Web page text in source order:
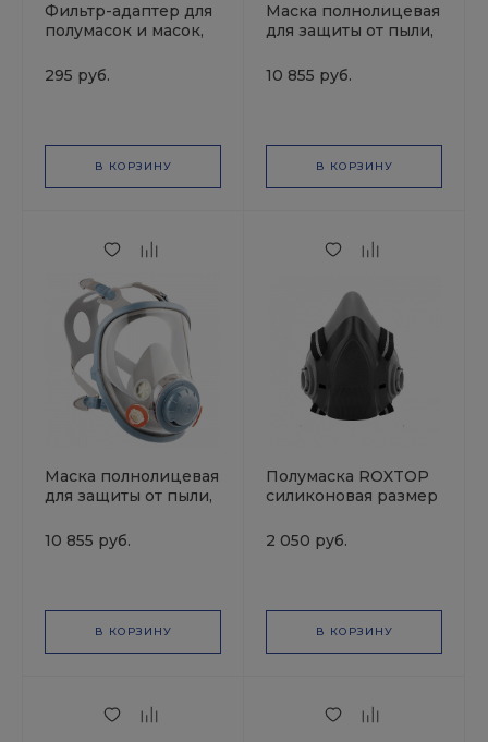
Фильтр-адаптер для
полумасок и масок,
PRO
295 руб.
В КОРЗИНУ
Маска полнолицевая
для защиты от пыли,
ChemShield, 6950 /M
JETAPRO
10 855 руб.
В КОРЗИНУ
Маска полнолицевая
для защиты от пыли,
ChemShield, 6950 /L
JETAPRO
10 855 руб.
В КОРЗИНУ
Полумаска ROXTOP
силиконовая размер
2 050 руб.
В КОРЗИНУ